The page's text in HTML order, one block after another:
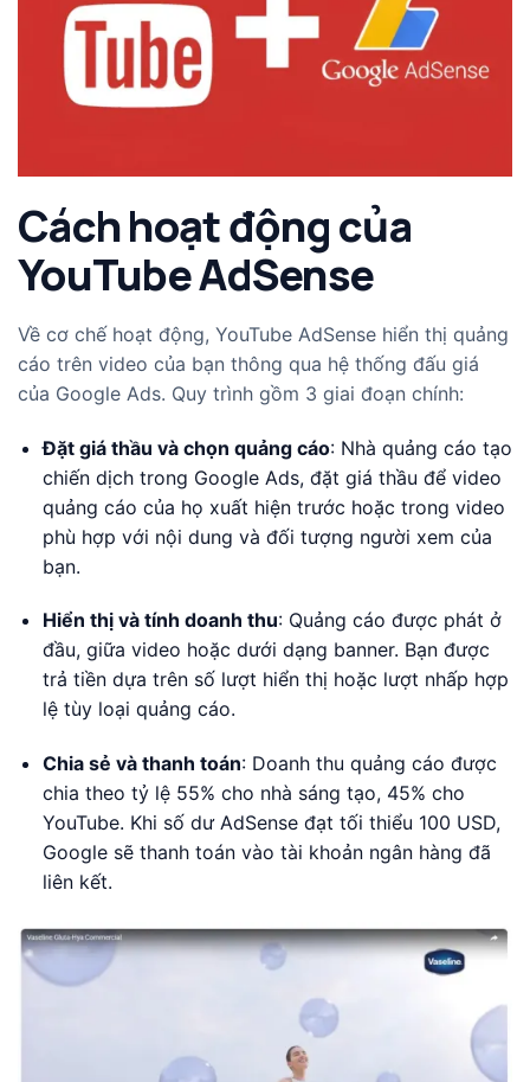
Cách hoạt động của
YouTube AdSense
Về cơ chế hoạt động, YouTube AdSense hiển thị quảng
cáo trên video của bạn thông qua hệ thống đấu giá
của Google Ads. Quy trình gồm 3 giai đoạn chính:
Đặt giá thầu và chọn quảng cáo: Nhà quảng cáo tạo
chiến dịch trong Google Ads, đặt giá thầu để video
quảng cáo của họ xuất hiện trước hoặc trong video
phù hợp với nội dung và đối tượng người xem của
bạn.
Hiển thị và tính doanh thu: Quảng cáo được phát ở
đầu, giữa video hoặc dưới dạng banner. Bạn được
trả tiền dựa trên số lượt hiển thị hoặc lượt nhấp hợp
lệ tùy loại quảng cáo.
Chia sẻ và thanh toán: Doanh thu quảng cáo được
chia theo tỷ lệ 55% cho nhà sáng tạo, 45% cho
YouTube. Khi số dư AdSense đạt tối thiểu 100 USD,
Google sẽ thanh toán vào tài khoản ngân hàng đã
liên kết.